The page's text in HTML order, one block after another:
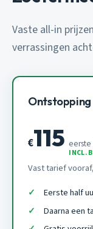
Vaste all-in
verrassingen
Ontstopping
€115 eerste
INCL.
Vast tarief
Eerste half
Daarna een